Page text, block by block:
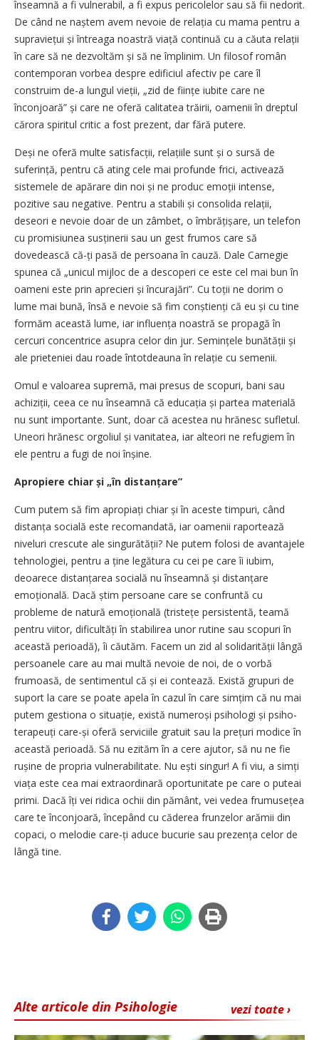
înseamnă a fi vulnerabil, a fi expus pericolelor sau să fii nedorit.
De când ne naștem avem nevoie de relația cu mama pentru a
supra­viețui și întreaga noastră viață continuă cu a căuta relații
în care să ne dezvoltăm și să ne împlinim. Un filosof român
contemporan vorbea despre edificiul afectiv pe care îl
construim de-a lungul vieții, „zid de ființe iubite care ne
înconjoară” și care ne oferă calitatea trăirii, oamenii în dreptul
cărora spiritul critic a fost prezent, dar fără putere.
Deși ne oferă multe satisfacții, relațiile sunt și o sursă de
suferință, pentru că ating cele mai profunde frici, activează
sistemele de apărare din noi și ne produc emoții intense,
pozitive sau negative. Pentru a stabili și consolida relații,
deseori e nevoie doar de un zâmbet, o îmbră­țișare, un telefon
cu promisiunea susținerii sau un gest frumos care să
dovedească că-ți pasă de persoana în cauză. Dale Carnegie
spunea că „unicul mijloc de a descoperi ce este cel mai bun în
oameni este prin aprecieri și încurajări”. Cu toții ne dorim o
lume mai bună, însă e nevoie să fim conștienți că eu și cu tine
formăm această lume, iar in­fluența noastră se propagă în
cercuri concentrice asupra celor din jur. Semințele bunătății și
ale prieteniei dau roade întotdeauna în relație cu semenii.
Omul e valoarea supremă, mai presus de scopuri, bani sau
achiziții, ceea ce nu înseamnă că educația și partea materială
nu sunt importante. Sunt, doar că acestea nu hrănesc sufletul.
Uneori hrănesc orgoliul și vanitatea, iar alteori ne refugiem în
ele pentru a fugi de noi înșine.
Apropiere chiar și „în distanțare”
Cum putem să fim apropiați chiar și în aceste timpuri, când
distanța socială este recomandată, iar oamenii raportează
niveluri crescute ale singurătății? Ne putem folosi de avantajele
tehnologiei, pentru a ține legătura cu cei pe care îi iubim,
deoarece distanțarea socială nu înseamnă și distanțare
emoțio­nală. Dacă știm persoane care se confruntă cu
probleme de natură emoțională (tristețe persistentă, teamă
pentru viitor, dificultăți în stabilirea unor rutine sau scopuri în
această perioadă), îi căutăm. Facem un zid al solidarității lângă
persoanele care au mai multă nevoie de noi, de o vorbă
frumoasă, de sentimentul că și ei contează. Există grupuri de
suport la care se poate apela în cazul în care simțim că nu mai
putem gestiona o situație, există numeroși psihologi și psiho­
terapeuți care-și oferă serviciile gratuit sau la prețuri modice în
această perioadă. Să nu ezităm în a cere ajutor, să nu ne fie
rușine de propria vulnerabilitate. Nu ești singur! A fi viu, a simți
viața este cea mai extraordinară oportunitate pe care o puteai
primi. Dacă îți vei ridica ochii din pământ, vei vedea frumu­sețea
care te înconjoară, începând cu căderea frunzelor arămii din
copaci, o melodie care-ți aduce bucurie sau prezența celor de
lângă tine.
vezi toate ›
Alte articole din Psihologie